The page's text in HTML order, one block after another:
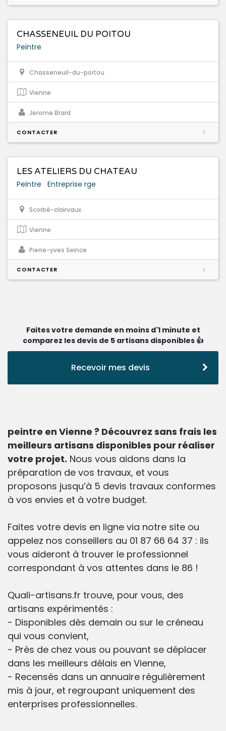
CHASSENEUIL DU POITOU
Peintre
Chasseneuil-du-poitou
Vienne
Jerome Brard
CONTACTER
LES ATELIERS DU CHATEAU
Peintre Entreprise rge
Scorbé-clairvaux
Vienne
Pierre-yves Seince
CONTACTER
Faites votre demande en moins d'1 minute et
comparez les devis de 5 artisans disponibles 👍
Recevoir mes devis
peintre en Vienne ? Découvrez sans frais les
meilleurs artisans disponibles pour réaliser
votre projet. Nous vous aidons dans la
préparation de vos travaux, et vous
proposons jusqu’à 5 devis travaux conformes
à vos envies et à votre budget.
Faites votre devis en ligne via notre site ou
appelez nos conseillers au 01 87 66 64 37 : ils
vous aideront à trouver le professionnel
correspondant à vos attentes dans le 86 !
Quali-artisans.fr trouve, pour vous, des
artisans expérimentés :
- Disponibles dès demain ou sur le créneau
qui vous convient,
- Près de chez vous ou pouvant se déplacer
dans les meilleurs délais en Vienne,
- Recensés dans un annuaire régulièrement
mis à jour, et regroupant uniquement des
enterprises professionnelles.